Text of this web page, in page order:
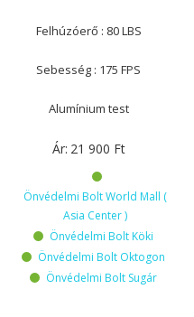
Felhúzóerő : 80 LBS
Sebesség : 175 FPS
Alumínium test
Ár: 21 900 Ft
Önvédelmi Bolt World Mall (
Asia Center )
Önvédelmi Bolt Köki
Önvédelmi Bolt Oktogon
Önvédelmi Bolt Sugár